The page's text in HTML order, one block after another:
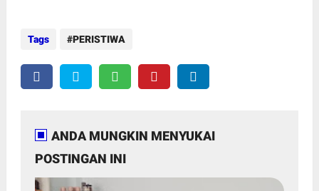
Tags PERISTIWA
ANDA MUNGKIN MENYUKAI
POSTINGAN INI